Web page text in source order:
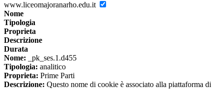
www.liceomajoranarho.edu.it
Nome
Tipologia
Proprieta
Descrizione
Durata
Nome: _pk_ses.1.d455
Tipologia: analitico
Proprieta: Prime Parti
Descrizione: Questo nome di cookie è associato alla piattaforma di